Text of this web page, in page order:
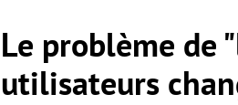
Le problème de
utilisateurs